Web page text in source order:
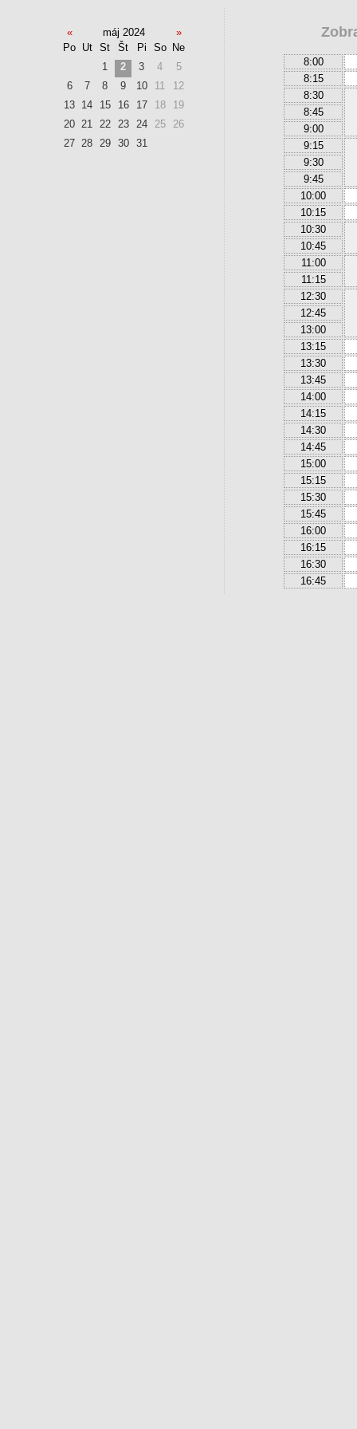
8:00
8:15
8:30
8:45
9:00
9:15
9:30
9:45
10:00
10:15
10:30
10:45
11:00
11:15
12:30
12:45
13:00
13:15
13:30
13:45
14:00
14:15
14:30
14:45
15:00
15:15
15:30
15:45
16:00
16:15
16:30
16:45
« máj 2024
»
Po Ut St Št Pi So
Ne
1
2 3 4
5
6
7 8 9 10 11
12
13 14 15 16 17 18
19
20 21 22 23 24 25
26
27 28 29 30 31